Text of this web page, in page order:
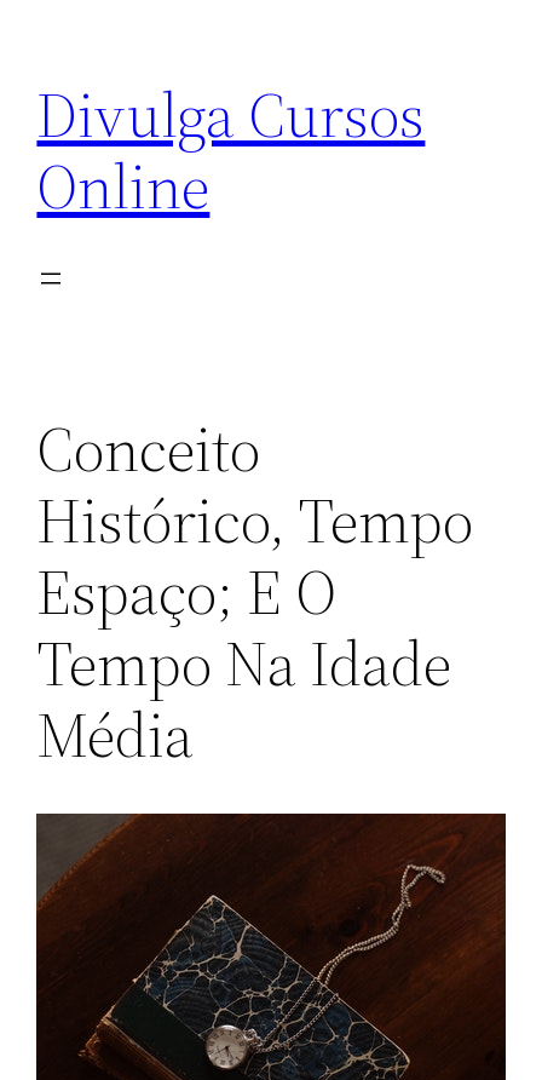
conteúdo
Divulga Cursos
Online
Conceito
Histórico, Tempo
Espaço; E O
Tempo Na Idade
Média